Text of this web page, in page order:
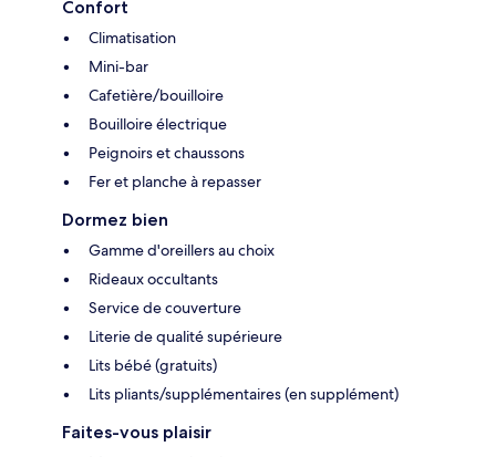
Confort
Climatisation
Mini-bar
Cafetière/bouilloire
Bouilloire électrique
Peignoirs et chaussons
Fer et planche à repasser
Dormez bien
Gamme d'oreillers au choix
Rideaux occultants
Service de couverture
Literie de qualité supérieure
Lits bébé (gratuits)
Lits pliants/supplémentaires (en supplément)
Faites-vous plaisir